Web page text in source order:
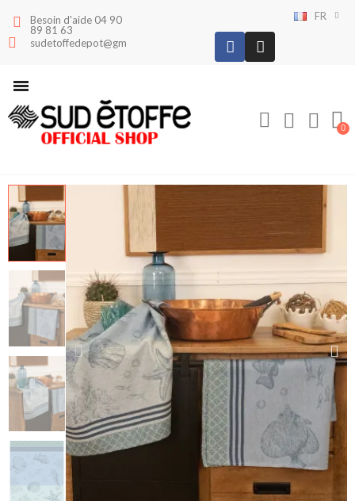
Besoin d'aide 04 90
89 81 63
sudetoffedepot@gmail.com
FR